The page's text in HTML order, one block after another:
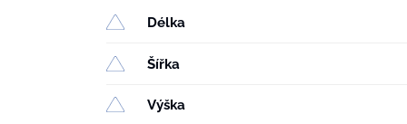
Délka
Šířka
Výška